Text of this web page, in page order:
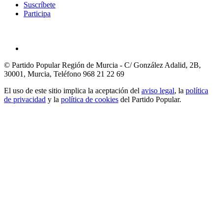
Suscríbete
Participa
© Partido Popular Región de Murcia - C/ González Adalid, 2B,
30001, Murcia, Teléfono 968 21 22 69
El uso de este sitio implica la aceptación del aviso legal, la política
de privacidad y la política de cookies del Partido Popular.